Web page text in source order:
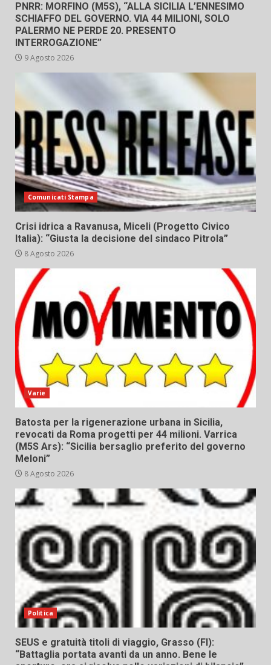
PNRR: MORFINO (M5S), “ALLA SICILIA L’ENNESIMO
SCHIAFFO DEL GOVERNO. VIA 44 MILIONI, SOLO
PALERMO NE PERDE 20. PRESENTO
INTERROGAZIONE”
9 Agosto 2026
Comunicati Stampa
Crisi idrica a Ravanusa, Miceli (Progetto Civico
Italia): “Giusta la decisione del sindaco Pitrola”
8 Agosto 2026
Varie
Batosta per la rigenerazione urbana in Sicilia,
revocati da Roma progetti per 44 milioni. Varrica
(M5S Ars): “Sicilia bersaglio preferito del governo
Meloni”
8 Agosto 2026
Politica
SEUS e gratuità titoli di viaggio, Grasso (FI):
“Battaglia portata avanti da un anno. Bene le